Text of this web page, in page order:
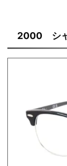
2000 シャ